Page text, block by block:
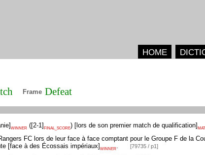
HOME
Frame Defeat
] WINNER ([2-1] FINAL_SCORE) [ lors de son premier match de qualification]
FC lors de leur face à face comptant pour le Groupe F de la
[face à des Écossais impériaux] WINNER. [79735 / p1]